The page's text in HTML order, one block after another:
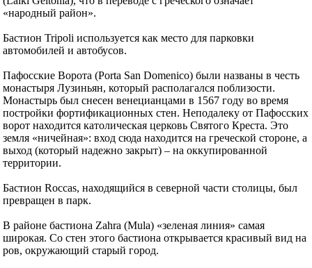
«народный район».
Бастион Tripoli используется как место для парковки
автомобилей и автобусов.
Пафосские Ворота (Porta San Domenico) были названы в честь
монастыря Лузиньян, который располагался поблизости.
Монастырь был снесен венецианцами в 1567 году во время
постройки фортификационных стен. Неподалеку от Пафосских
ворот находится католическая церковь Святого Креста. Это
земля «ничейная»: вход сюда находится на греческой стороне, а
выход (который надежно закрыт) – на оккупированной
территории.
Бастион Roccas, находящийся в северной части столицы, был
превращен в парк.
В районе бастиона Zahra (Mula) «зеленая линия» самая
широкая. Со стен этого бастиона открывается красивый вид на
ров, окружающий старый город.